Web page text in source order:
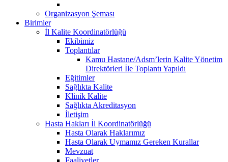
Organizasyon Şeması
Birimler
İl Kalite Koordinatörlüğü
Ekibimiz
Toplantılar
Kamu Hastane/Adsm’lerin Kalite Yönetim
Direktörleri İle Toplantı Yapıldı
Eğitimler
Sağlıkta Kalite
Klinik Kalite
Sağlıkta Akreditasyon
İletişim
Hasta Hakları İl Koordinatörlüğü
Hasta Olarak Haklarımız
Hasta Olarak Uymamız Gereken Kurallar
Mevzuat
Faaliyetler